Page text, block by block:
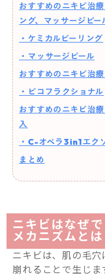
おすすめのニキビ治
ング、マッサージピー
・ケミカルピーリング
・マッサージピール
おすすめのニキビ治
・ピコフラクショナル
おすすめのニキビ治
入
・C-オペラ3in1エク
まとめ
ニキビはなぜ
メカニズムとは
ニキビは、肌の毛
崩れることで生じま